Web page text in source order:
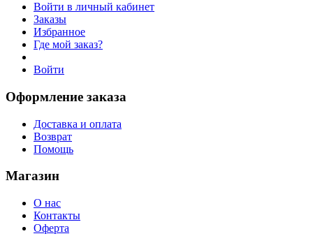
Войти в личный кабинет
Заказы
Избранное
Где мой заказ?
Войти
Оформление заказа
Доставка и оплата
Возврат
Помощь
Магазин
О нас
Контакты
Оферта